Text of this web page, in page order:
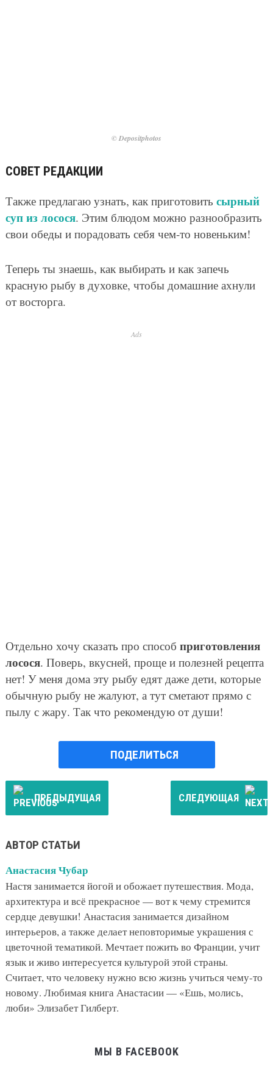
© Depositphotos
СОВЕТ РЕДАКЦИИ
Также предлагаю узнать, как приготовить сырный
суп из лосося. Этим блюдом можно разнообразить
свои обеды и порадовать себя чем-то новеньким!
Теперь ты знаешь, как выбирать и как запечь
красную рыбу в духовке, чтобы домашние ахнули
от восторга.
Ads
Отдельно хочу сказать про способ приготовления
лосося. Поверь, вкусней, проще и полезней рецепта
нет! У меня дома эту рыбу едят даже дети, которые
обычную рыбу не жалуют, а тут сметают прямо с
пылу с жару. Так что рекомендую от души!
ПОДЕЛИТЬСЯ
ПРЕДЫДУЩАЯ СЛЕДУЮЩАЯ
АВТОР СТАТЬИ
Анастасия Чубар
Настя занимается йогой и обожает путешествия. Мода,
архитектура и всё прекрасное — вот к чему стремится
сердце девушки! Анастасия занимается дизайном
интерьеров, а также делает неповторимые украшения с
цветочной тематикой. Мечтает пожить во Франции, учит
язык и живо интересуется культурой этой страны.
Считает, что человеку нужно всю жизнь учиться чему-то
новому. Любимая книга Анастасии — «Ешь, молись,
люби» Элизабет Гилберт.
МЫ В FACEBOOK